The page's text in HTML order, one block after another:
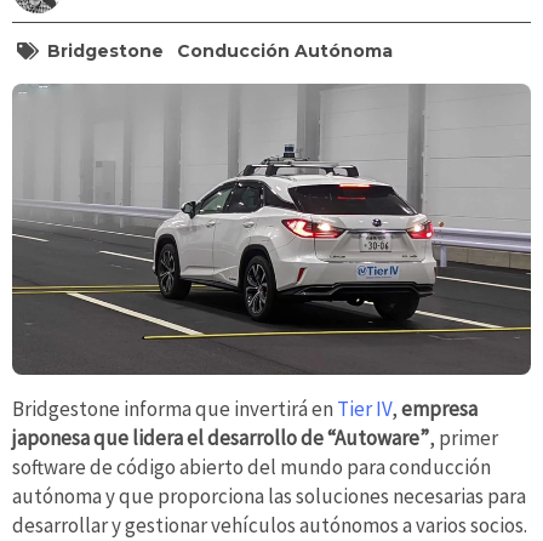
Bridgestone Conducción Autónoma
Bridgestone informa que invertirá en Tier IV,empresa
japonesa que lidera el desarrollo de “Autoware”, primer
software de código abierto del mundo para conducción
autónoma y que proporciona las soluciones necesarias para
desarrollar y gestionar vehículos autónomos a varios socios.